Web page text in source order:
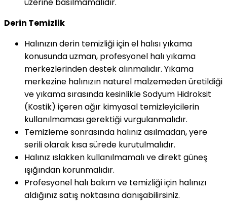
üzerine basılmamalıdır.
Derin Temizlik
Halınızın derin temizliği için el halısı yıkama
konusunda uzman, profesyonel halı yıkama
merkezlerinden destek alınmalıdır. Yıkama
merkezine halınızın naturel malzemeden üretildiği
ve yıkama sırasında kesinlikle Sodyum Hidroksit
(Kostik) içeren ağır kimyasal temizleyicilerin
kullanılmaması gerektiği vurgulanmalıdır.
Temizleme sonrasında halınız asılmadan, yere
serili olarak kısa sürede kurutulmalıdır.
Halınız ıslakken kullanılmamalı ve direkt güneş
ışığından korunmalıdır.
Profesyonel halı bakım ve temizliği için halınızı
aldığınız satış noktasına danışabilirsiniz.